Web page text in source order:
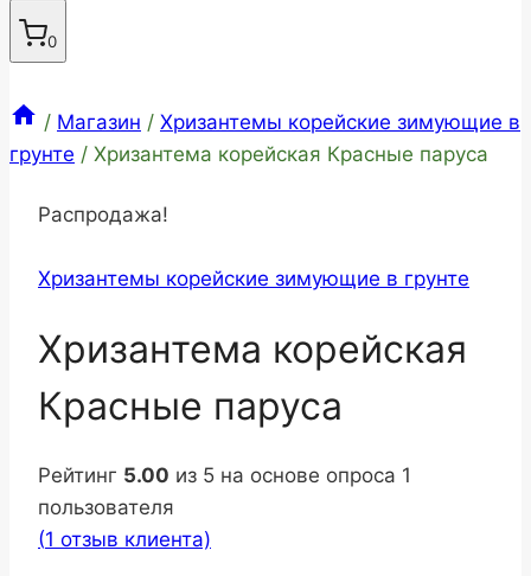
0
/ Магазин / Хризантемы корейские зимующие в
грунте / Хризантема корейская Красные паруса
Распродажа!
Хризантемы корейские зимующие в грунте
Хризантема корейская
Красные паруса
Рейтинг 5.00 из 5 на основе опроса 1
пользователя
(1 отзыв клиента)